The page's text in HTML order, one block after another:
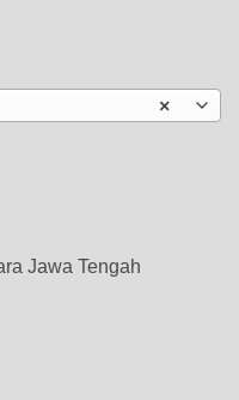
×
Jawa Tengah